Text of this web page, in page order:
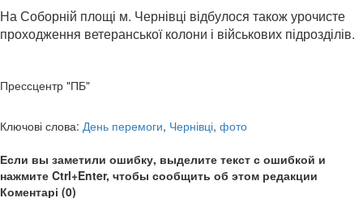
На Соборній площі м. Чернівці відбулося також урочисте
проходження ветеранської колони і військових підрозділів.
Прессцентр "ПБ"
Ключові слова: День перемоги, Чернівці, фото
Если вы заметили ошибку, выделите текст с ошибкой и
нажмите Ctrl+Enter, чтобы сообщить об этом редакции
Коментарі (0)